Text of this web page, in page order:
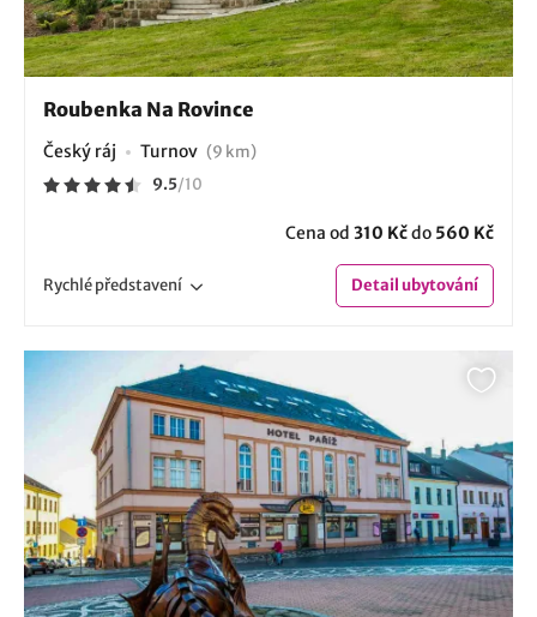
Roubenka Na Rovince
Český ráj Turnov (9 km)
9.5/10
Cena od 310 Kčdo 560 Kč
Rychlépředstavení Detailubytování